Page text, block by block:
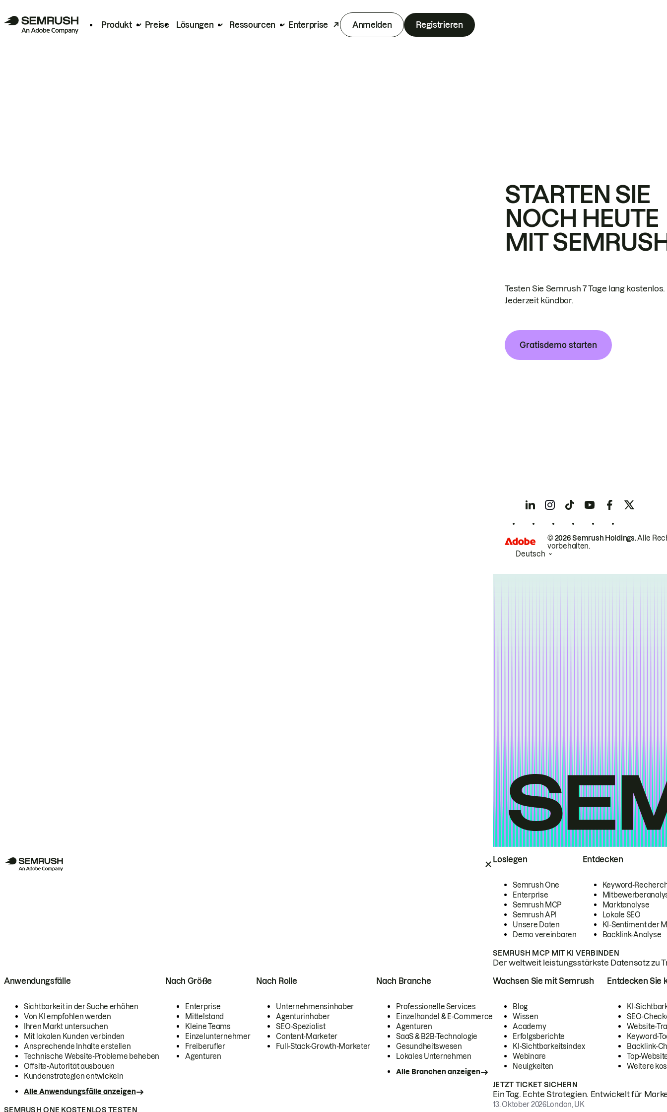
Produkt Preise Lösungen Ressourcen Enterprise Anmelden Registrieren
Loslegen
Semrush One
Enterprise
Semrush MCP
Semrush API
Unsere Daten
Demo vereinbaren
Entdecken
Keyword-
Marktanalyse
Lokale SEO
KI-Sentiment der
Backlink-Analyse
SEMRUSH MCP MIT KI VERBINDEN
Der weltweit leistungsstärkste Datensatz zu
Anwendungsfälle
Sichtbarkeit in der Suche erhöhen
Von KI empfohlen werden
Ihren Markt untersuchen
Mit lokalen Kunden verbinden
Ansprechende Inhalte erstellen
Technische Website-Probleme beheben
Offsite-Autorität ausbauen
Kundenstrategien entwickeln
Alle Anwendungsfälle anzeigen
Nach Größe
Enterprise
Mittelstand
Kleine Teams
Einzelunternehmer
Freiberufler
Agenturen
Nach Rolle
Unternehmensinhaber
Agenturinhaber
SEO-Spezialist
Content-Marketer
Full-Stack-Growth-Marketer
Nach Branche
Professionelle Services
Einzelhandel & E-Commerce
Agenturen
SaaS & B2B-Technologie
Gesundheitswesen
Lokales Unternehmen
Alle Branchen anzeigen
SEMRUSH ONE KOSTENLOS TESTEN
Wachsen Sie mit Semrush
Blog
Wissen
Academy
Erfolgsberichte
KI-Sichtbarkeitsindex
Webinare
Neuigkeiten
Entdecken Sie
KI-
SEO-
Website-
Keyword-
Backlink-
Top-
Weitere
JETZT TICKET SICHERN
Ein Tag. Echte Strategien. Entwickelt für
13. Oktober 2026London, UK
STARTEN SIE
NOCH HEUTE
MIT
Testen Sie Semrush 7 Tage lang kostenlos.
Jederzeit kündbar.
Gratisdemo starten
© 2026 Semrush Holdings.Alle
vorbehalten.
Deutsch